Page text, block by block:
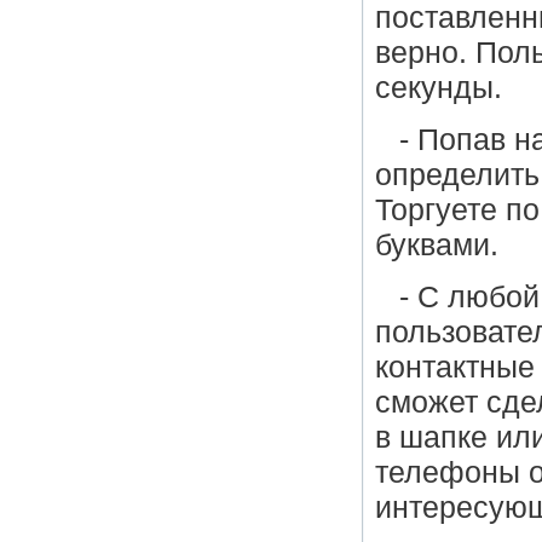
верно.
секунды.
- Попав
Торгуете
буквами.
- С
сможет
в шапке
телефоны